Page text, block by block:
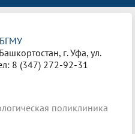
г. Уфа, ул.
8 (347) 272-92-31
поликлиника